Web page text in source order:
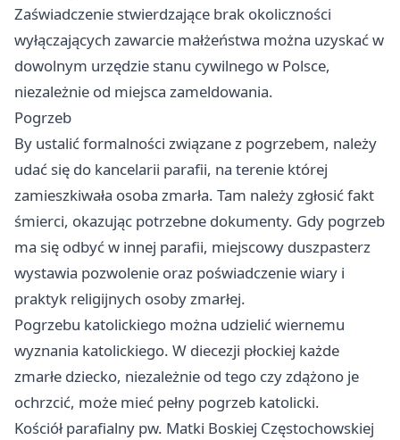
Zaświadczenie stwierdzające brak okoliczności
wyłączających zawarcie małżeństwa można uzyskać w
dowolnym urzędzie stanu cywilnego w Polsce,
niezależnie od miejsca zameldowania.
Pogrzeb
By ustalić formalności związane z pogrzebem, należy
udać się do kancelarii parafii, na terenie której
zamieszkiwała osoba zmarła. Tam należy zgłosić fakt
śmierci, okazując potrzebne dokumenty. Gdy pogrzeb
ma się odbyć w innej parafii, miejscowy duszpasterz
wystawia pozwolenie oraz poświadczenie wiary i
praktyk religijnych osoby zmarłej.
Pogrzebu katolickiego można udzielić wiernemu
wyznania katolickiego. W diecezji płockiej każde
zmarłe dziecko, niezależnie od tego czy zdążono je
ochrzcić, może mieć pełny pogrzeb katolicki.
Kościół parafialny pw. Matki Boskiej Częstochowskiej